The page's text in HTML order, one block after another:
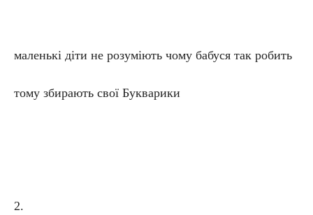
маленькі діти не розуміють чому бабуся так робить
тому збирають свої Букварики
2.